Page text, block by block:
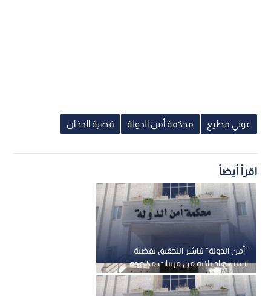
عوني مطيع محكمة أمن الدولة قضية الدخان
اقرأ أيضاً
"أمن الدولة" تباشر التحقيق بقضية
استشهاد ثلاثة من مرتبات مكافحة
المخدرات